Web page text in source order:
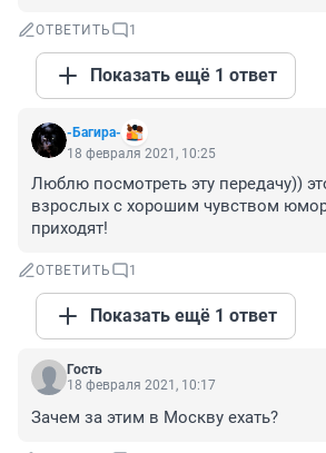
ОТВЕТИТЬ 1
Показать ещё 1 ответ
-Багира-
18 февраля 2021, 10:25
Люблю посмотреть эту передачу))
взрослых с хорошим чувством
приходят!
ОТВЕТИТЬ 1
Показать ещё 1 ответ
Гость
18 февраля 2021, 10:17
Зачем за этим в Москву ехать?